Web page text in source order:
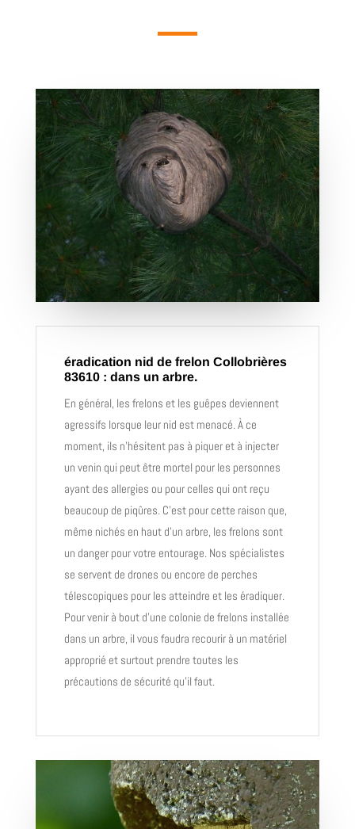
éradication nid de frelon Collobrières
83610 : dans un arbre.
En général, les frelons et les guêpes deviennent
agressifs lorsque leur nid est menacé. À ce
moment, ils n’hésitent pas à piquer et à injecter
un venin qui peut être mortel pour les personnes
ayant des allergies ou pour celles qui ont reçu
beaucoup de piqûres. C’est pour cette raison que,
même nichés en haut d’un arbre, les frelons sont
un danger pour votre entourage. Nos spécialistes
se servent de drones ou encore de perches
télescopiques pour les atteindre et les éradiquer.
Pour venir à bout d’une colonie de frelons installée
dans un arbre, il vous faudra recourir à un matériel
approprié et surtout prendre toutes les
précautions de sécurité qu’il faut.